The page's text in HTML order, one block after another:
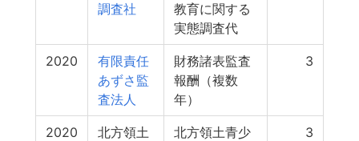
調査社
教育に関する
実態調査代
2020
有限責任
あずさ監
査法人
財務諸表監査
報酬（複数
年）
3
2020
北方領土
北方領土青少
3